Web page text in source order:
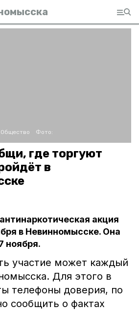
Общество Фото:
где торгуют
в
акция
в Невинномысске. Она
ноября.
участие может каждый
Для этого в
телефоны доверия, по
сообщить о фактах